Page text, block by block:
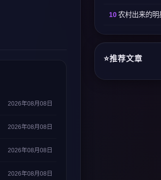
2026年08月08日
2026年08月08日
2026年08月08日
2026年08月08日
推荐文章